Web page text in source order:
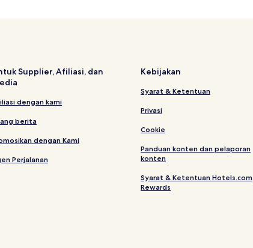
Supplier, Afiliasi, dan
dengan kami
berita
dengan Kami
Perjalanan
Kebijakan
Syarat & Ketentuan
Privasi
Cookie
Panduan konten dan pelaporan
konten
Syarat & Ketentuan Hotels.com
Rewards